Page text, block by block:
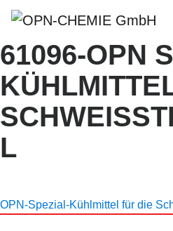
61096-OPN
OPN-Spezial-Kühlmittel für die